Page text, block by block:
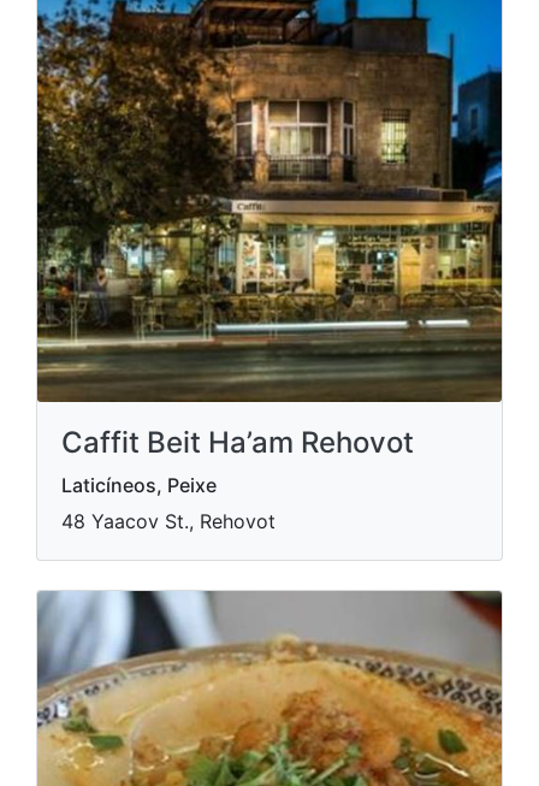
Caffit Beit Ha’am Rehovot
Laticíneos, Peixe
48 Yaacov St., Rehovot